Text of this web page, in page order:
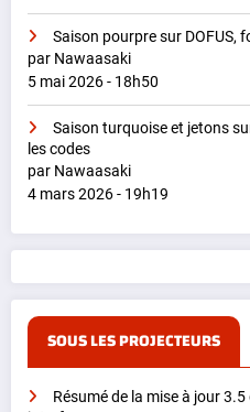
Saison pourpre sur DOFUS,
par Nawaasaki
5 mai 2026 - 18h50
Saison turquoise et jetons
les codes
par Nawaasaki
4 mars 2026 - 19h19
SOUS LES PROJECTEURS
Résumé de la mise à jour 3.5